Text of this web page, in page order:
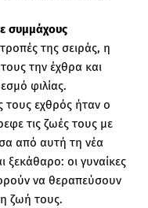
συμμάχους
της σειράς, η
την έχθρα και
φιλίας.
τους εχθρός ήταν ο
τις ζωές τους με
από αυτή τη νέα
ξεκάθαρο: οι γυναίκες
να θεραπεύσουν
ζωή τους.